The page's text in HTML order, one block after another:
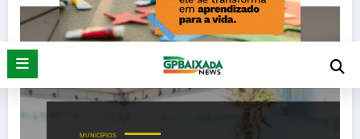
MUNICÍPIOS